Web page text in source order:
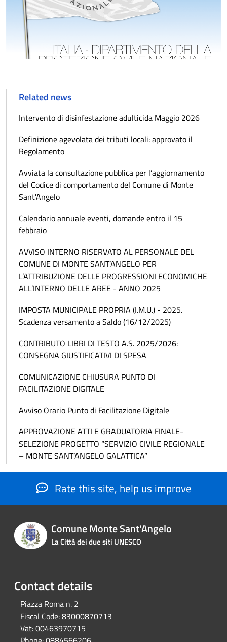
Related news
Intervento di disinfestazione adulticida Maggio 2026
Definizione agevolata dei tributi locali: approvato il
Regolamento
Avviata la consultazione pubblica per l’aggiornamento
del Codice di comportamento del Comune di Monte
Sant'Angelo
Calendario annuale eventi, domande entro il 15
febbraio
AVVISO INTERNO RISERVATO AL PERSONALE DEL
COMUNE DI MONTE SANT’ANGELO PER
L’ATTRIBUZIONE DELLE PROGRESSIONI ECONOMICHE
ALL’INTERNO DELLE AREE - ANNO 2025
IMPOSTA MUNICIPALE PROPRIA (I.M.U.) - 2025.
Scadenza versamento a Saldo (16/12/2025)
CONTRIBUTO LIBRI DI TESTO A.S. 2025/2026:
CONSEGNA GIUSTIFICATIVI DI SPESA
COMUNICAZIONE CHIUSURA PUNTO DI
FACILITAZIONE DIGITALE
Avviso Orario Punto di Facilitazione Digitale
APPROVAZIONE ATTI E GRADUATORIA FINALE-
SELEZIONE PROGETTO “SERVIZIO CIVILE REGIONALE
– MONTE SANT’ANGELO GALATTICA”
Rate this site, help us improve
Comune Monte Sant'Angelo
La Città dei due siti UNESCO
Contact details
Piazza Roma n. 2
Fiscal Code:83000870713
Vat:00463970715